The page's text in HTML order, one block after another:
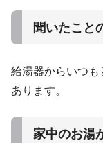
聞いたこと
給湯器からいつ
あります。
家中のお湯